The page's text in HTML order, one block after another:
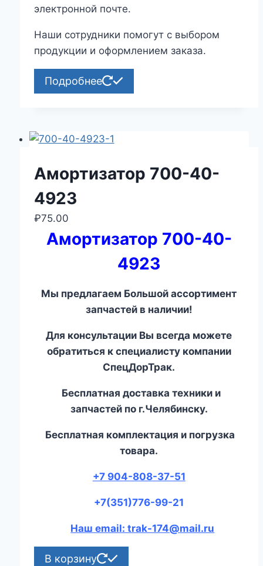
электронной почте.
Наши сотрудники помогут с выбором
продукции и оформлением заказа.
Подробнее
Амортизатор 700-40-
4923
₽75.00
Амортизатор 700-40-
4923
Мы предлагаем Большой ассортимент
запчастей в наличии!
Для консультации Вы всегда можете
обратиться к специалисту компании
СпецДорТрак.
Бесплатная доставка техники и
запчастей по г.Челябинску.
Бесплатная комплектация и погрузка
товара.
+7 904-808-37-51
+7(351)776-99-21
Наш email: trak-174@mail.ru
В корзину